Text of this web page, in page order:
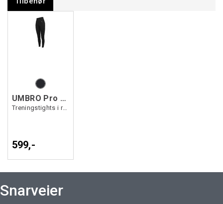
UMBRO Pro Tr 7/8 Leggings W
Treningstights i resirkulert kvalitet
599,-
Snarveier